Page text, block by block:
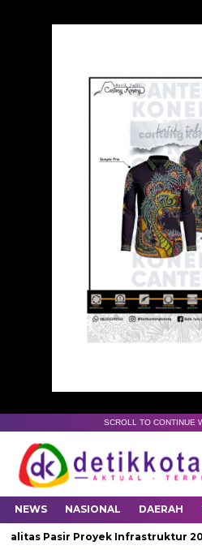
SCROLL TO CONTINUE
NEWS NASIONAL DAERAH
Pasir Proyek Infrastruktur 2025